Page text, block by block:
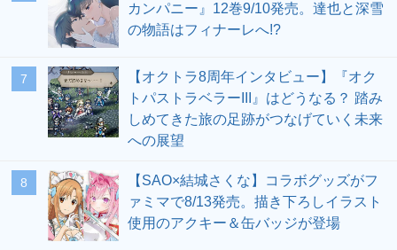
カンパニー』12巻9/10発売。達也と深雪
の物語はフィナーレへ!?
7
【オクトラ8周年インタビュー】『オク
トパストラベラーIII』はどうなる？ 踏み
しめてきた旅の足跡がつなげていく未来
への展望
8
【SAO×結城さくな】コラボグッズがフ
ァミマで8/13発売。描き下ろしイラスト
使用のアクキー＆缶バッジが登場